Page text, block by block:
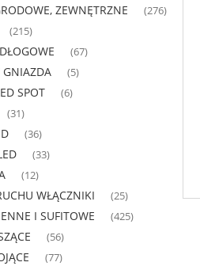
ZEWNĘTRZNE (276)
(215)
(67)
GNIAZDA (5)
SPOT (6)
(31)
(36)
(33)
(12)
WŁĄCZNIKI (25)
I SUFITOWE (425)
(56)
(77)